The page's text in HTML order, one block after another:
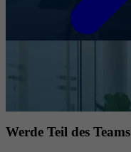
Werde Teil des Teams